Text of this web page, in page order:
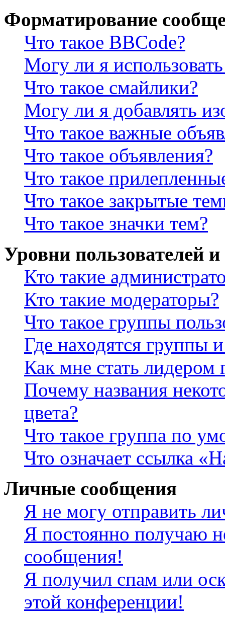
Форматирование
Что такое BBCode?
Могу ли я
Что такое смайлики?
Могу ли я добавлять
Что такое важные
Что такое объявления?
Что такое
Что такое закрытые
Что такое значки тем?
Уровни пользователей
Кто такие
Кто такие модераторы?
Что такое группы
Где находятся группы
Как мне стать лидером
Почему названия
цвета?
Что такое группа по
Что означает ссылка
Личные сообщения
Я не могу отправить
Я постоянно получаю
сообщения!
Я получил спам или
этой конференции!